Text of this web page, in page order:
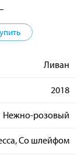
Ливан
2018
Нежно-розовый
Со шлейфом